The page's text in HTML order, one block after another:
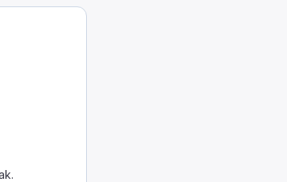
Favqulodda klapanni oching va
mumkin. Ikkala usul ham
qancha soniyalik masofa